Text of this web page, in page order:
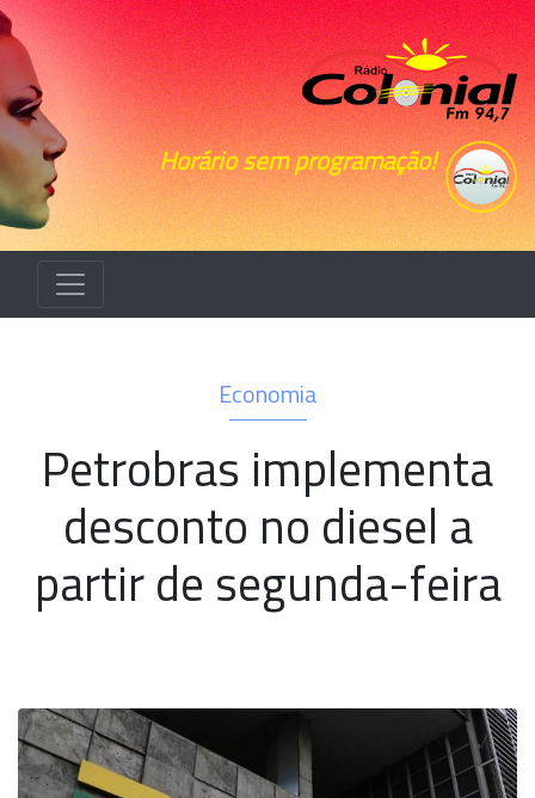
Horário sem programação!
Economia
Petrobras implementa
desconto no diesel a
partir de segunda-feira